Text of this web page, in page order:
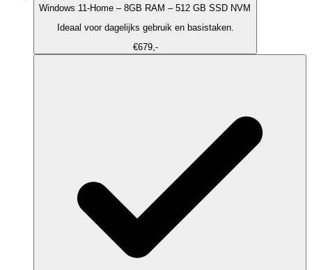
Windows 11-Home – 8GB RAM – 512 GB SSD NVM
Ideaal voor dagelijks gebruik en basistaken.
€679,-